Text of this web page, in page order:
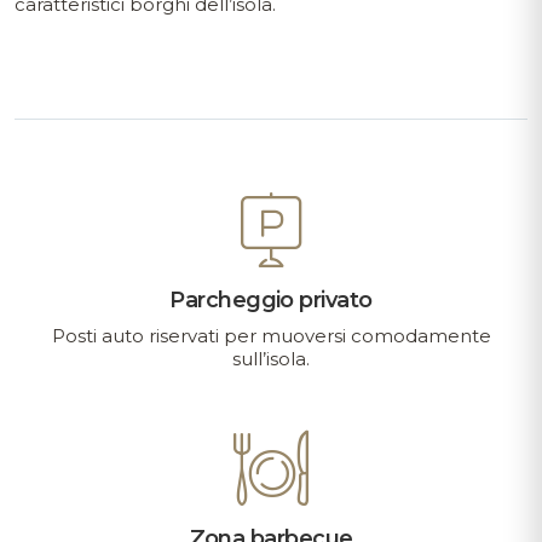
caratteristici borghi dell’isola.
Parcheggio privato
Posti auto riservati per muoversi comodamente
sull’isola.